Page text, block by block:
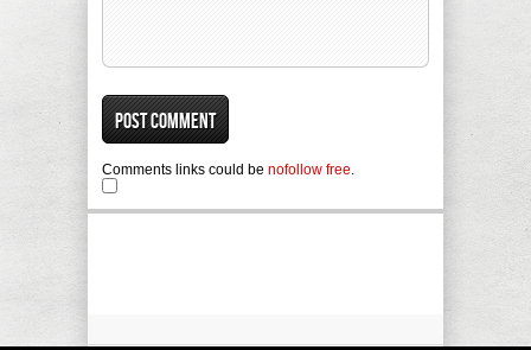
Comments links could be nofollow free.